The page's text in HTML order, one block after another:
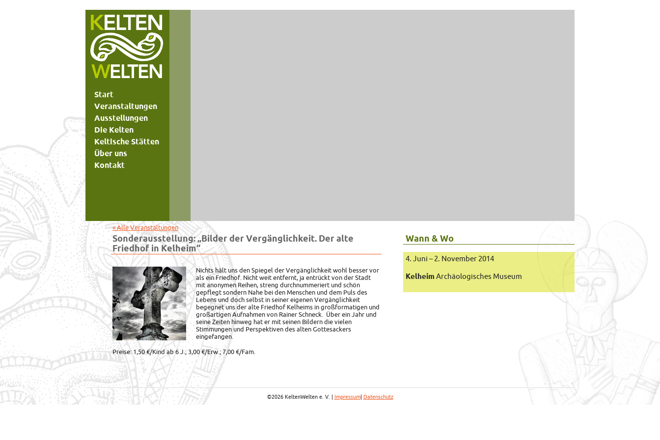
Start
Veranstaltungen
Ausstellungen
Die Kelten
Keltische Stätten
Über uns
Kontakt
« Alle Veranstaltungen
Sonderausstellung: „Bilder der Vergänglichkeit. Der alte
Friedhof in Kelheim“
Nichts hält uns den Spiegel der Vergänglichkeit wohl besser vor
als ein Friedhof. Nicht weit entfernt, ja entrückt von der Stadt
mit anonymen Reihen, streng durchnummeriert und schön
gepflegt sondern Nahe bei den Menschen und dem Puls des
Lebens und doch selbst in seiner eigenen Vergänglichkeit
begegnet uns der alte Friedhof Kelheims in großformatigen und
großartigen Aufnahmen von Rainer Schneck. Über ein Jahr und
seine Zeiten hinweg hat er mit seinen Bildern die vielen
Stimmungen und Perspektiven des alten Gottesackers
eingefangen.
Preise: 1,50 €/Kind ab 6 J.; 3,00 €/Erw.; 7,00 €/Fam.
Wann & Wo
4. Juni – 2. November 2014
Kelheim Archäologisches Museum
©2026 KeltenWelten e. V. | Impressum| Datenschutz